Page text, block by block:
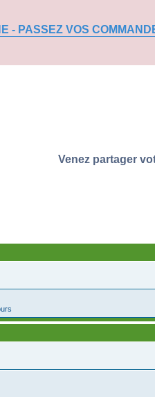
- PASSEZ VOS
Venez partager